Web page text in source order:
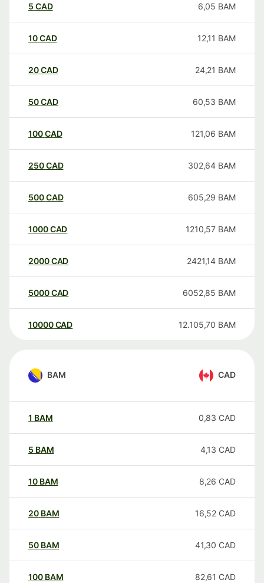
5 CAD 6,05 BAM
10CAD 12,11 BAM
20CAD 24,21 BAM
50CAD 60,53 BAM
100CAD 121,06 BAM
250CAD 302,64 BAM
500CAD 605,29 BAM
1000CAD 1210,57 BAM
2000CAD 2421,14 BAM
5000CAD 6052,85 BAM
10000 CAD 12.105,70 BAM
BAM CAD
1 BAM 0,83 CAD
5 BAM 4,13 CAD
10 BAM 8,26 CAD
20 BAM 16,52 CAD
50 BAM 41,30 CAD
100 BAM 82,61 CAD